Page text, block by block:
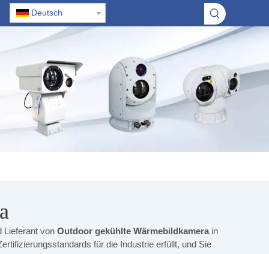
Deutsch
Lieferant von Outdoor gekühlte Wärmebildkamerain
für die Industrie erfüllt, und Sie